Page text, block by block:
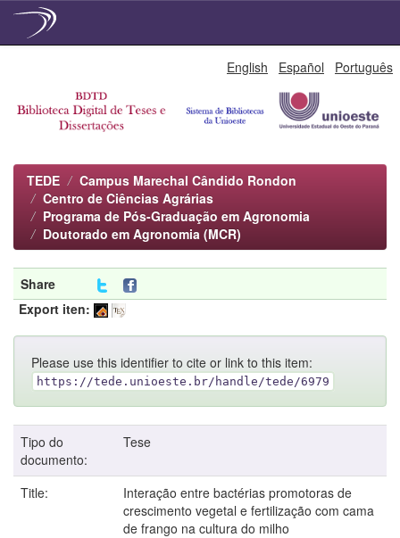
English Español Português
TEDE
Campus Marechal Cândido Rondon
Centro de Ciências Agrárias
Programa de Pós-Graduação em Agronomia
Doutorado em Agronomia (MCR)
Share
Export iten:
Please use this identifier to cite or link to this item:
https://tede.unioeste.br/handle/tede/6979
Tipo do
documento:
Tese
Title:
Interação entre bactérias promotoras de
crescimento vegetal e fertilização com cama
de frango na cultura do milho